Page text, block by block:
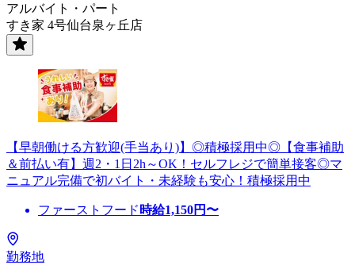
アルバイト・パート
すき家 4号仙台泉ヶ丘店
【早朝働ける方歓迎(手当あり)】◎積極採用中◎【食事補助
＆前払い有】週2・1日2h～OK！セルフレジで簡単接客◎マ
ニュアル完備で初バイト・未経験も安心！積極採用中
ファーストフード 時給1,150円〜
勤務地